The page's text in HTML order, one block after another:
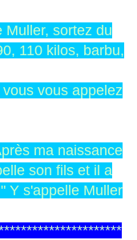
Muller, sortez du
110 kilos, barbu,
vous appelez
ma naissance
son fils et il a
Y s'appelle Muller